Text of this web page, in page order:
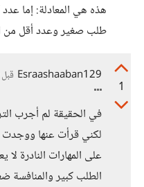
هذه هي المعادلة: إما
طلب صغير وعدد أقل من
1
Esraashaaban129 قبل 10 أشهر
في الحقيقة لم أجرب
لكني قرأت عنها ووجدت
على المهارات النادرة
الطلب كبير والمنافسة